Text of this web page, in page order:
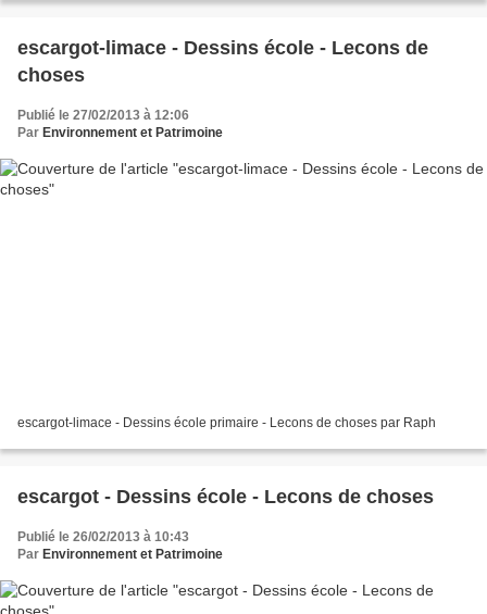
escargot-limace - Dessins école - Lecons de
choses
Publié le 27/02/2013 à 12:06
Par Environnement et Patrimoine
escargot-limace - Dessins école primaire - Lecons de choses par Raph
escargot - Dessins école - Lecons de choses
Publié le 26/02/2013 à 10:43
Par Environnement et Patrimoine